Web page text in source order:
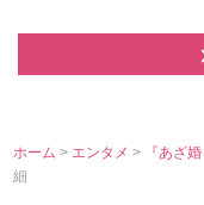
ホーム > エンタメ> 『あざ
細